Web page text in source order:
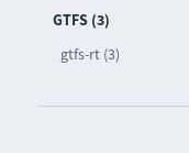
GTFS (3)
gtfs-rt (3)